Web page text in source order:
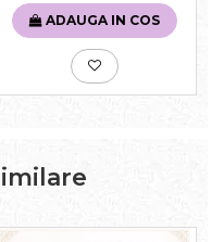
ADAUGA IN COS